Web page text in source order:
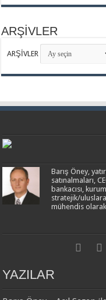
Bloomberg HT - 7 Ocak
ARŞİVLER
ARŞİVLER
Barış Öney,
satınalmaları,
bankacısı,
stratejik/
mühendis
YAZILAR